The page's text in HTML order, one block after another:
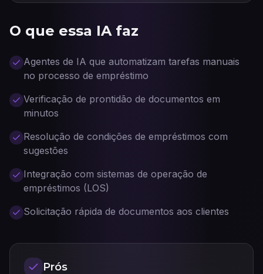
O que essa IA faz
Agentes de IA que automatizam tarefas manuais
no processo de empréstimo
Verificação de prontidão de documentos em
minutos
Resolução de condições de empréstimos com
sugestões
Integração com sistemas de operação de
empréstimos (LOS)
Solicitação rápida de documentos aos clientes
Prós